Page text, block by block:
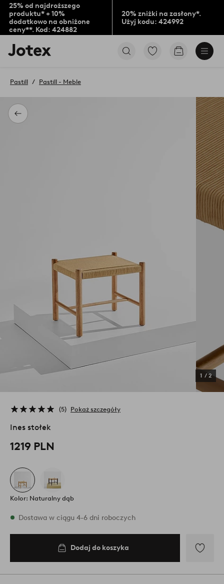
25% od najdroższego
produktu* + 10%
dodatkowo na obniżone
ceny**. Kod: 424882
20% zniżki na zasłony*.
Użyj kodu: 424992
Logo
Jotex
na
stronę
PrzejdźPrzejdź
Powrót
Pastill Pastill - Meble
1 / 2
5 Pokaż szczegóły
Ines stołek
1219 PLN
Kolor: Naturalny dąb
W magazynie
Dostawa w ciągu 4-6 dni roboczych
Dodaj do koszyka
do